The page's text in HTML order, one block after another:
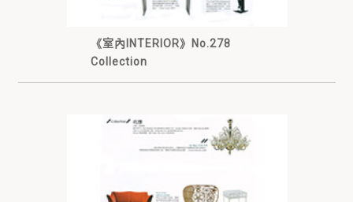
《室內INTERIOR》No.278
Collection